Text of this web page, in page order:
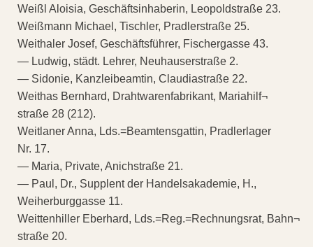
Weißl Aloisia, Geschäftsinhaberin, Leopoldstraße 23.
Weißmann Michael, Tischler, Pradlerstraße 25.
Weithaler Josef, Geschäftsführer, Fischergasse 43.
— Ludwig, städt. Lehrer, Neuhauserstraße 2.
— Sidonie, Kanzleibeamtin, Claudiastraße 22.
Weithas Bernhard, Drahtwarenfabrikant, Mariahilf¬
straße 28 (212).
Weitlaner Anna, Lds.=Beamtensgattin, Pradlerlager
Nr. 17.
— Maria, Private, Anichstraße 21.
— Paul, Dr., Supplent der Handelsakademie, H.,
Weiherburggasse 11.
Weittenhiller Eberhard, Lds.=Reg.=Rechnungsrat, Bahn¬
straße 20.